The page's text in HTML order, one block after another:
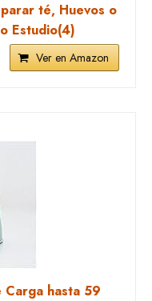
té, Huevos o
Estudio(4)
Ver en Amazon
Carga hasta 59